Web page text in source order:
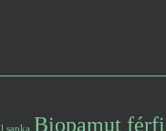
sapka Biopamut férfi